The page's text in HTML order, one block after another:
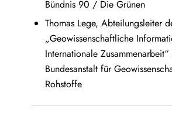
Bündnis 90 / Die Grünen
Thomas Lege, Abteilungsleiter
„Geowissenschaftliche
Internationale
Bundesanstalt für
Rohstoffe